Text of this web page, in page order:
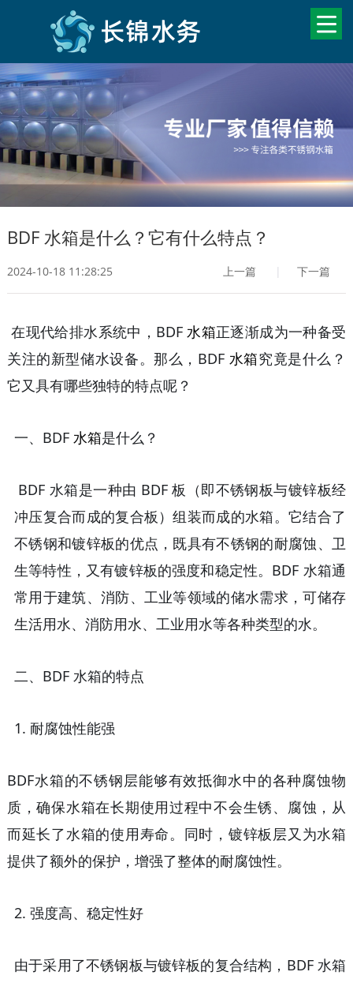
BDF 水箱是什么？它有什么特点？
2024-10-18 11:28:25 上一篇 | 下一篇
在现代给排水系统中， BDF水箱正逐渐成为一种备受
关注的新型储水设备。那么，BDF 水箱究竟是什么？
它又具有哪些独特的特点呢？
一、 BDF 水箱是什么？
BDF 水箱是一种由 BDF 板（即不锈钢板与镀锌板经
冲压复合而成的复合板）组装而成的水箱。它结合了
不锈钢和镀锌板的优点，既具有不锈钢的耐腐蚀、卫
生等特性，又有镀锌板的强度和稳定性。BDF 水箱通
常用于建筑、消防、工业等领域的储水需求，可储存
生活用水、消防用水、工业用水等各种类型的水。
二、 BDF 水箱的特点
1. 耐腐蚀性能强
BDF水箱的不锈钢层能够有效抵御水中的各种腐蚀物
质，确保水箱在长期使用过程中不会生锈、腐蚀，从
而延长了水箱的使用寿命。同时，镀锌板层又为水箱
提供了额外的保护，增强了整体的耐腐蚀性。
2. 强度高、稳定性好
由于采用了不锈钢板与镀锌板的复合结构， BDF 水箱